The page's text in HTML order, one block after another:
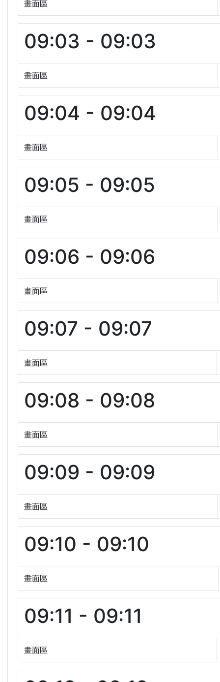
畫面區
09:03 - 09:03
畫面區
09:04 - 09:04
畫面區
09:05 - 09:05
畫面區
09:06 - 09:06
畫面區
09:07 - 09:07
畫面區
09:08 - 09:08
畫面區
09:09 - 09:09
畫面區
09:10 - 09:10
畫面區
09:11 - 09:11
畫面區